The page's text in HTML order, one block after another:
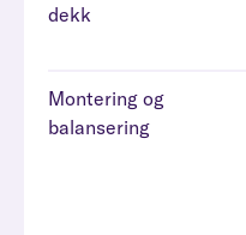
dekk
Montering og
balansering